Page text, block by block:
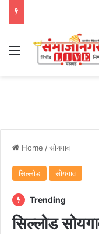
Menu
Home /सोयगाव
सिल्लोड सोयगाव
Trending
सिल्लोड